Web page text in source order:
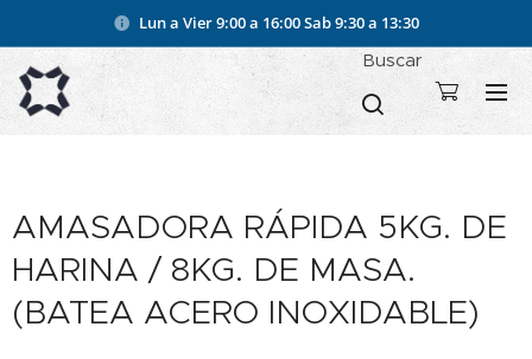
Lun a Vier 9:00 a 16:00Sab 9:30 a 13:30
Buscar
AMASADORA RÁPIDA 5KG. DE
HARINA / 8KG. DE MASA.
(BATEA ACERO INOXIDABLE)